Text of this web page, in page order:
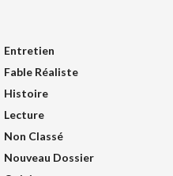
Entretien
Fable Réaliste
Histoire
Lecture
Non Classé
Nouveau Dossier